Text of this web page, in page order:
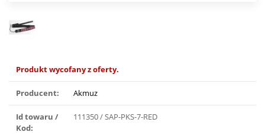
Produkt wycofany z oferty.
Producent: Akmuz
Id towaru /
Kod:
111350 / SAP-PKS-7-RED